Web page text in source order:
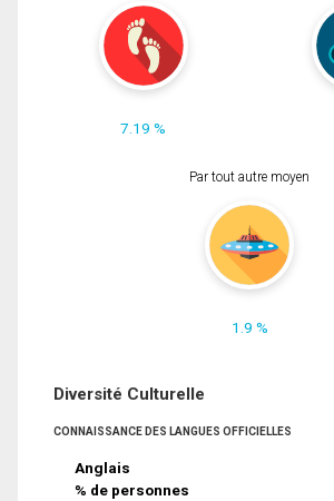
7.19 %
Par tout autre moyen
1.9 %
Diversité Culturelle
CONNAISSANCE DES LANGUES OFFICIELLES
Anglais
% de personnes